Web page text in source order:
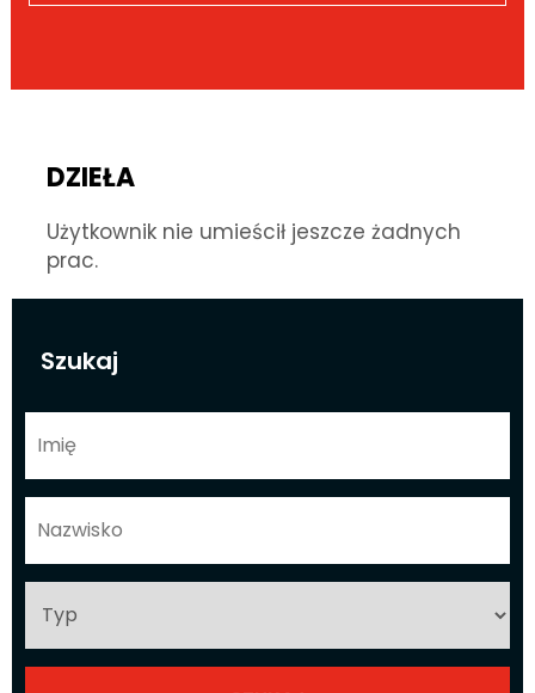
Szukaj
DZIEŁA
Użytkownik nie umieścił jeszcze żadnych
prac.